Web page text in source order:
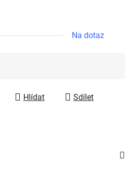
Na dotaz
Hlídat Sdílet